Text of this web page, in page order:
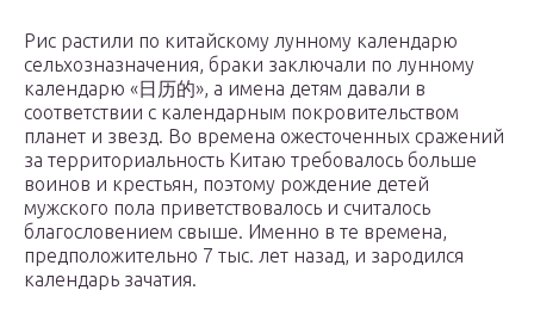
Рис растили по китайскому лунному календарю
сельхозназначения, браки заключали по лунному
календарю «日历的», а имена детям давали в
соответствии с календарным покровительством
планет и звезд. Во времена ожесточенных сражений
за территориальность Китаю требовалось больше
воинов и крестьян, поэтому рождение детей
мужского пола приветствовалось и считалось
благословением свыше. Именно в те времена,
предположительно 7 тыс. лет назад, и зародился
календарь зачатия.